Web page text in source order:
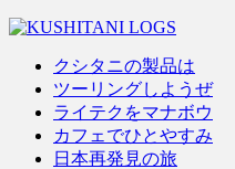
クシタニの製品は
ツーリングしようぜ
ライテクをマナボウ
カフェでひとやすみ
日本再発見の旅